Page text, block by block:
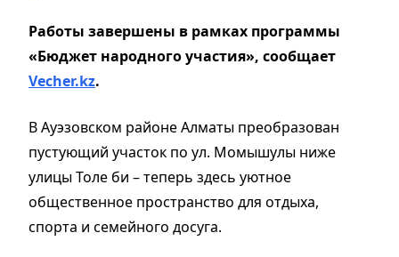
Работы завершены в рамках программы
«Бюджет народного участия», сообщает
Vecher.kz.
В Ауэзовском районе Алматы преобразован
пустующий участок по ул. Момышулы ниже
улицы Толе би – теперь здесь уютное
общественное пространство для отдыха,
спорта и семейного досуга.